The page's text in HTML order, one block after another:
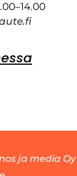
ja media Oy